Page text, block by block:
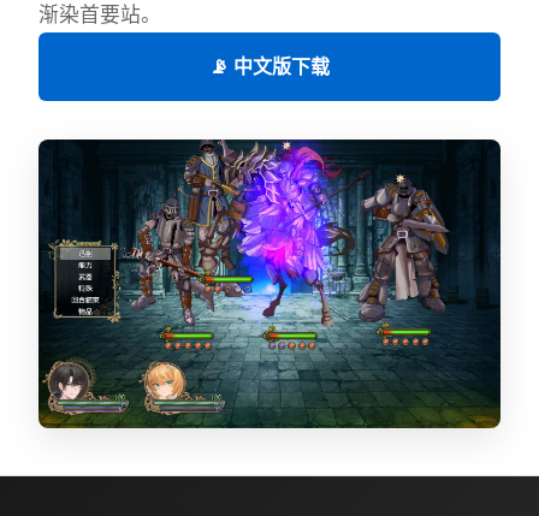
渐染首要站。
📡 中文版下载